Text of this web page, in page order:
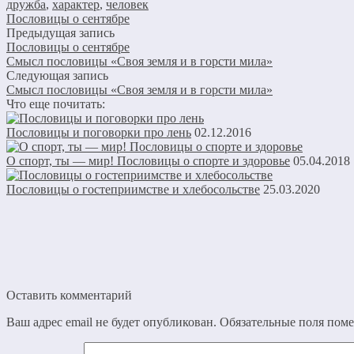
дружба, характер, человек
Пословицы о сентябре
Предыдущая запись
Пословицы о сентябре
Смысл пословицы «Cвоя земля и в горсти мила»
Следующая запись
Смысл пословицы «Cвоя земля и в горсти мила»
Что еще почитать:
Пословицы и поговорки про лень 02.12.2016
О спорт, ты — мир! Пословицы о спорте и здоровье 05.04.2018
Пословицы о гостеприимстве и хлебосольстве 25.03.2020
Оставить комментарий
Ваш адрес email не будет опубликован. Обязательные поля